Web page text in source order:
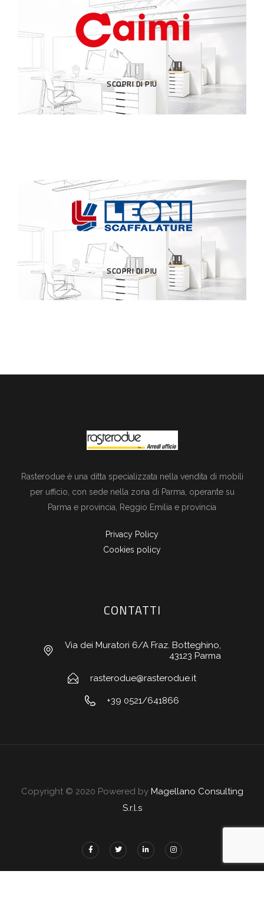
SCOPRI DI PIU
SCOPRI DI PIU
Rasterodue è una ditta specializzata nella vendita di mobili
per ufficio, con sede nella zona di Parma, operante su
Parma e provincia, Reggio Emilia e provincia
Privacy Policy
Cookies policy
CONTATTI
Via dei Muratori 6/A Fraz. Botteghino,
43123 Parma
rasterodue@rasterodue.it
+39 0521/641866
Copyright © 2020 Powered by Magellano Consulting
S.r.l.s